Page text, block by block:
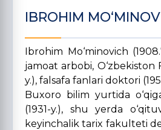
IBROHIM MO‘MINOV
Ibrohim Mo‘minovich
jamoat arbobi, O‘zbekiston
y.), falsafa fanlari doktori
Buxoro bilim yurtida
(1931-y.), shu yerda
keyinchalik tarix fakulteti